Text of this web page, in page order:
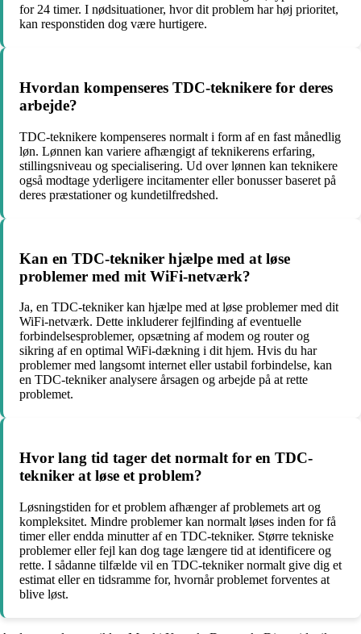
for 24 timer. I nødsituationer, hvor dit problem har høj prioritet,
kan responstiden dog være hurtigere.
Hvordan kompenseres TDC-teknikere for deres
arbejde?
TDC-teknikere kompenseres normalt i form af en fast månedlig
løn. Lønnen kan variere afhængigt af teknikerens erfaring,
stillingsniveau og specialisering. Ud over lønnen kan teknikere
også modtage yderligere incitamenter eller bonusser baseret på
deres præstationer og kundetilfredshed.
Kan en TDC-tekniker hjælpe med at løse
problemer med mit WiFi-netværk?
Ja, en TDC-tekniker kan hjælpe med at løse problemer med dit
WiFi-netværk. Dette inkluderer fejlfinding af eventuelle
forbindelsesproblemer, opsætning af modem og router og
sikring af en optimal WiFi-dækning i dit hjem. Hvis du har
problemer med langsomt internet eller ustabil forbindelse, kan
en TDC-tekniker analysere årsagen og arbejde på at rette
problemet.
Hvor lang tid tager det normalt for en TDC-
tekniker at løse et problem?
Løsningstiden for et problem afhænger af problemets art og
kompleksitet. Mindre problemer kan normalt løses inden for få
timer eller endda minutter af en TDC-tekniker. Større tekniske
problemer eller fejl kan dog tage længere tid at identificere og
rette. I sådanne tilfælde vil en TDC-tekniker normalt give dig et
estimat eller en tidsramme for, hvornår problemet forventes at
blive løst.